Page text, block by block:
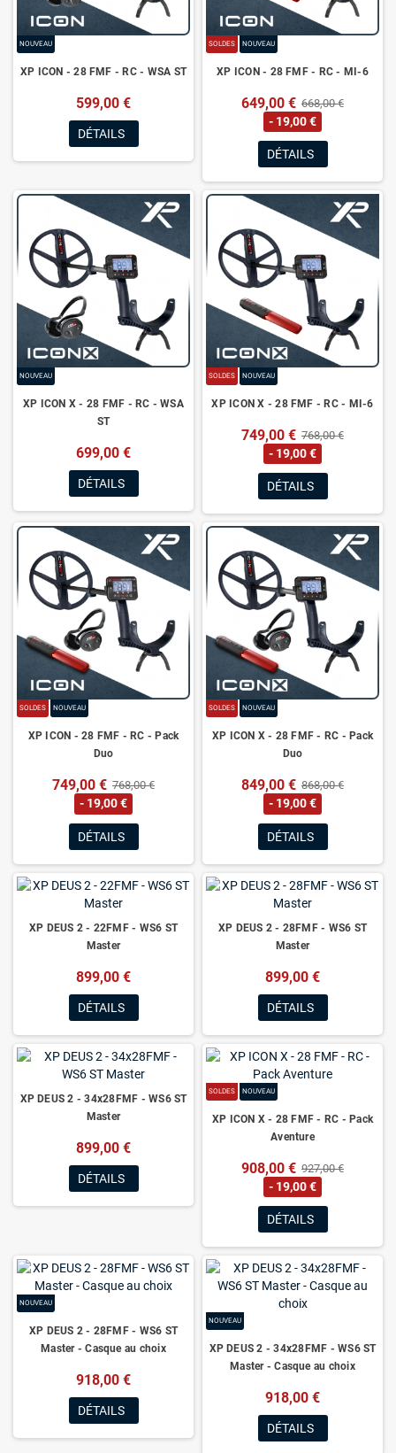
NOUVEAU
XP ICON - 28 FMF - RC - WSA ST
599,00 €
DÉTAILS
SOLDES NOUVEAU
XP ICON - 28 FMF - RC - MI-6
649,00 € 668,00 €
- 19,00 €
DÉTAILS
NOUVEAU
XP ICON X - 28 FMF - RC - WSA
ST
699,00 €
DÉTAILS
SOLDES NOUVEAU
XP ICON X - 28 FMF - RC - MI-6
749,00 € 768,00 €
- 19,00 €
DÉTAILS
SOLDES NOUVEAU
XP ICON - 28 FMF - RC - Pack
Duo
749,00 € 768,00 €
- 19,00 €
DÉTAILS
SOLDES NOUVEAU
XP ICON X - 28 FMF - RC - Pack
Duo
849,00 € 868,00 €
- 19,00 €
DÉTAILS
XP DEUS 2 - 22FMF - WS6 ST
Master
899,00 €
DÉTAILS
XP DEUS 2 - 28FMF - WS6 ST
Master
899,00 €
DÉTAILS
XP DEUS 2 - 34x28FMF - WS6 ST
Master
899,00 €
DÉTAILS
SOLDES NOUVEAU
XP ICON X - 28 FMF - RC - Pack
Aventure
908,00 € 927,00 €
- 19,00 €
DÉTAILS
NOUVEAU
XP DEUS 2 - 28FMF - WS6 ST
Master - Casque au choix
918,00 €
DÉTAILS
NOUVEAU
XP DEUS 2 - 34x28FMF - WS6 ST
Master - Casque au choix
918,00 €
DÉTAILS